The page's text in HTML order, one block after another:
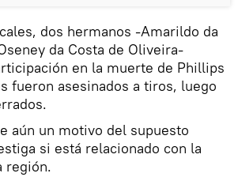
dos hermanos -Amarildo da
da Costa de Oliveira-
en la muerte de Phillips
fueron asesinados a tiros, luego
aún un motivo del supuesto
si está relacionado con la
región.